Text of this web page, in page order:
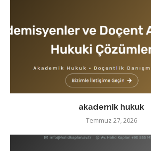
akademik hukuk
Temmuz 27, 2026